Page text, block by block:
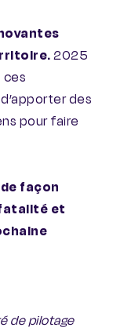
2025
ces
des
pour faire
façon
et
de pilotage